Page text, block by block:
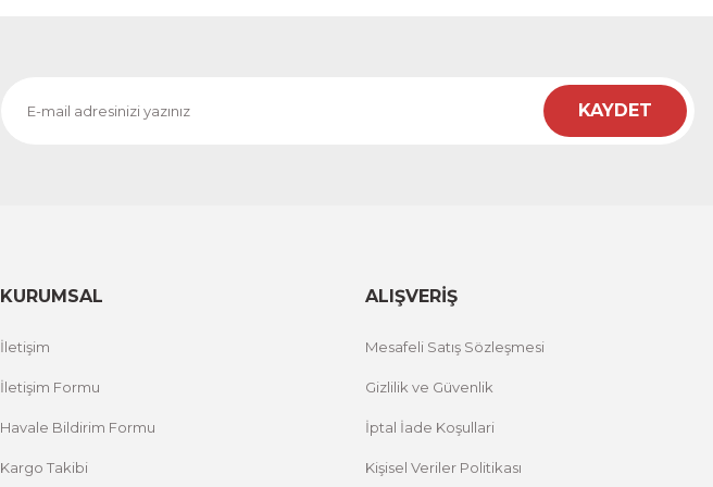
KAYDET
KURUMSAL
İletişim
İletişim Formu
Havale Bildirim Formu
Kargo Takibi
ALIŞVERİŞ
Mesafeli Satış Sözleşmesi
Gizlilik ve Güvenlik
İptal İade Koşullari
Kişisel Veriler Politikası